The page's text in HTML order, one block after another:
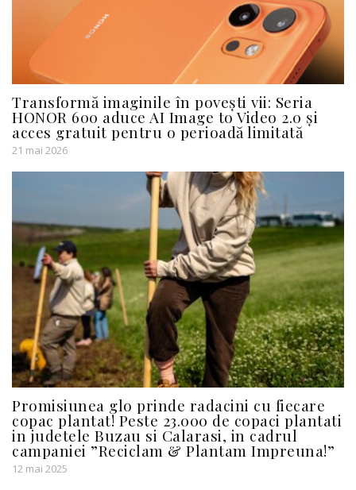
Transformă imaginile în povești vii: Seria
HONOR 600 aduce AI Image to Video 2.0 și
acces gratuit pentru o perioadă limitată
21 mai 2026
Promisiunea glo prinde radacini cu fiecare
copac plantat! Peste 23.000 de copaci plantati
in judetele Buzau si Calarasi, in cadrul
campaniei ”Reciclam & Plantam Impreuna!”
12 mai 2025